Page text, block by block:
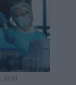
13:31